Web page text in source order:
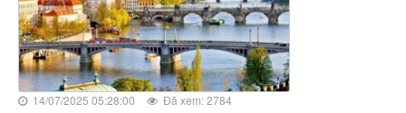
14/07/2025 05:28:00 Đã xem: 2784